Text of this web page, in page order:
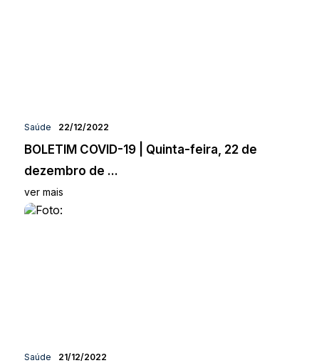
Saúde 22/12/2022
BOLETIM COVID-19 | Quinta-feira, 22 de
dezembro de ...
ver mais
Saúde 21/12/2022